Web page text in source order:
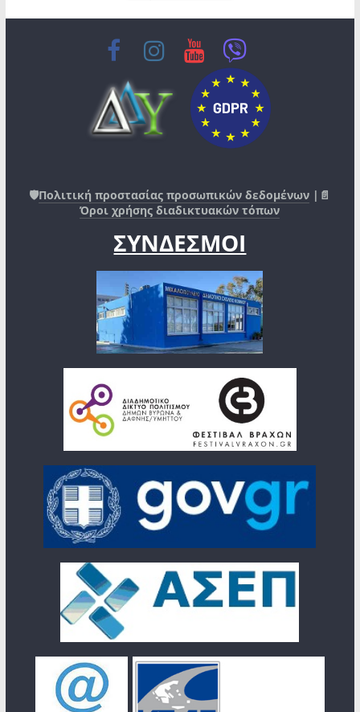
🛡️Πολιτική προστασίας προσωπικών δεδομένων |📄
Όροι χρήσης διαδικτυακών τόπων
ΣΥΝΔΕΣΜΟΙ